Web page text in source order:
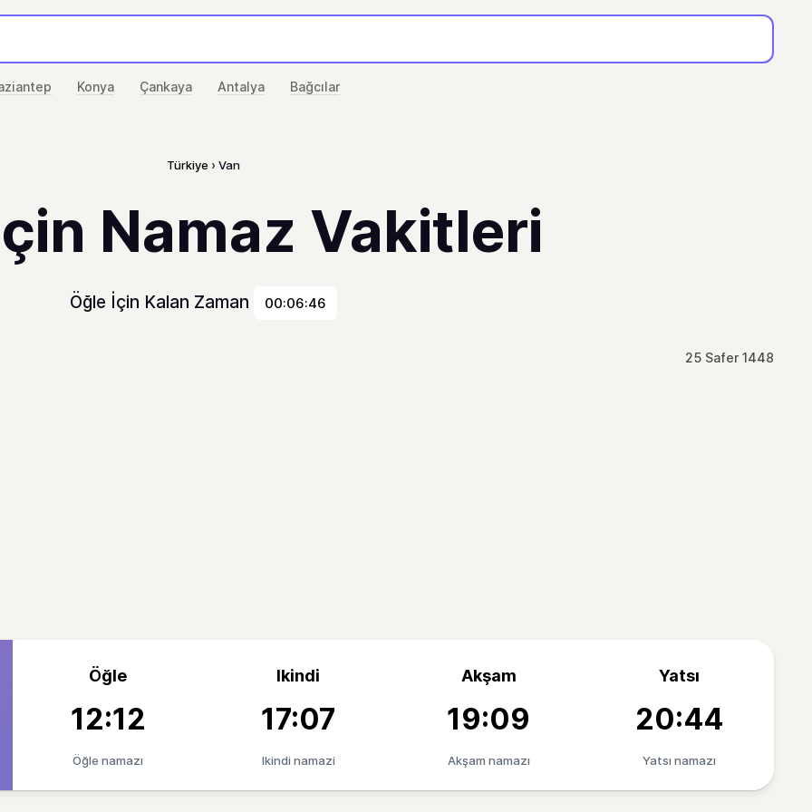
Konya Çankaya Antalya Bağcılar
Türkiye Van
Namaz Vakitleri
Öğle İçin Kalan Zaman 00:06:46
25 Safer 1448
Öğle
12:12
Öğle namazı
Ikindi
17:07
Ikindi namazi
Akşam
19:09
Akşam namazı
Yatsı
20:44
Yatsı namazı